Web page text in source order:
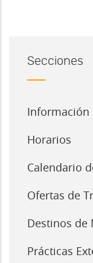
Secciones
Información
Horarios
Calendario
Ofertas de
Destinos de
Prácticas